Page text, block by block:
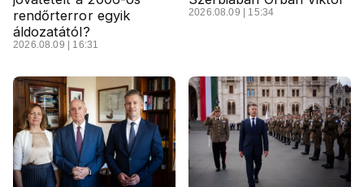
rendőrterror egyik
áldozatától?
2026.08.09 | 16:31
2026.08.09 | 15:34